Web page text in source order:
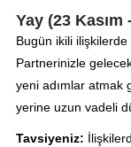
Yay (23 Kasım
Bugün ikili
Partnerinizle
yeni adımlar atmak
yerine uzun vadeli
Tavsiyeniz: